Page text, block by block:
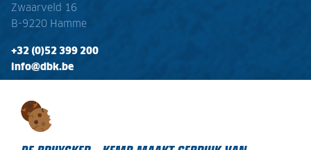
Zwaarveld 16
B-9220 Hamme
+32 (0)52 399 200
info@dbk.be
Ma - Vr: